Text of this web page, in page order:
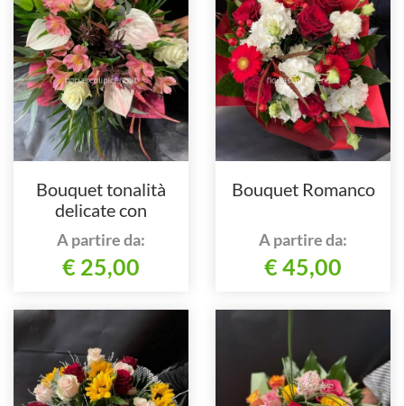
Bouquet tonalità
delicate con
anthurium
A partire da:
€ 25,00
Bouquet Romanco
A partire da:
€ 45,00